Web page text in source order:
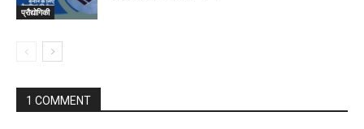
प्रौद्योगिकी
1 COMMENT